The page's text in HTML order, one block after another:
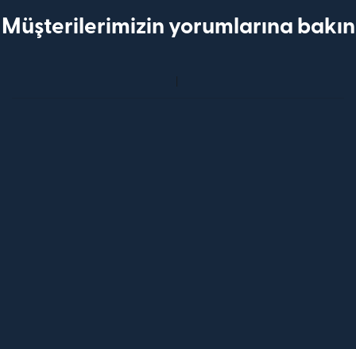
Müşterilerimizin yorumlarına bakın